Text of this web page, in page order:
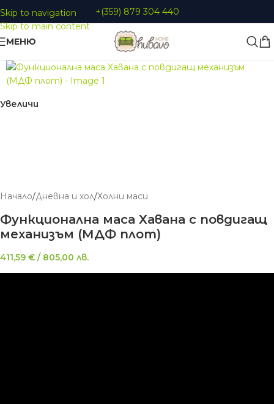
Skip to navigation
Skip to main content
+(359) 879 304 440
МЕНЮ
Увеличи
Начало/Дневна и хол/Холни маси
Функционална маса Хавана с повдигащ
механизъм (МДФ плот)
411,59 € / 805,00 лв.